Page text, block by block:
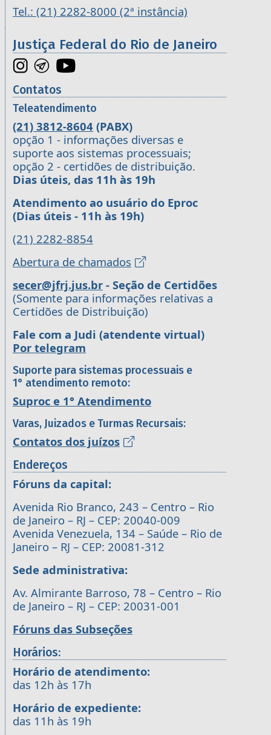
Tel.: (21) 2282-8000 (2ª instância)
Justiça Federal do Rio de Janeiro
Contatos
Teleatendimento
(21) 3812-8604 (PABX)
opção 1 - informações diversas e
suporte aos sistemas processuais;
opção 2 - certidões de distribuição.
Dias úteis, das 11h às 19h
Atendimento ao usuário do Eproc
(Dias úteis - 11h às 19h)
(21) 2282-8854
Abertura de chamados
secer@jfrj.jus.br - Seção de Certidões
(Somente para informações relativas a
Certidões de Distribuição)
Fale com a Judi (atendente virtual)
Por telegram
Suporte para sistemas processuais e
1° atendimento remoto:
Suproc e 1° Atendimento
Varas, Juizados e Turmas Recursais:
Contatos dos juízos
Endereços
Fóruns da capital:
Avenida Rio Branco, 243 – Centro – Rio
de Janeiro – RJ – CEP: 20040-009
Avenida Venezuela, 134 – Saúde – Rio de
Janeiro – RJ – CEP: 20081-312
Sede administrativa:
Av. Almirante Barroso, 78 – Centro – Rio
de Janeiro – RJ – CEP: 20031-001
Fóruns das Subseções
Horários:
Horário de atendimento:
das 12h às 17h
Horário de expediente:
das 11h às 19h